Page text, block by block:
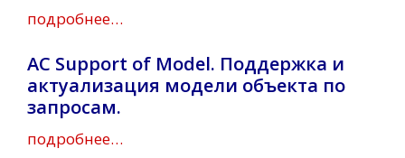
подробнее…
AC Support of Model. Поддержка и
актуализация модели объекта по
запросам.
подробнее…